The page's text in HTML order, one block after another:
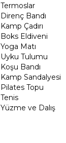
Termoslar
Direnç Bandı
Kamp Çadırı
Boks Eldiveni
Yoga Matı
Uyku Tulumu
Koşu Bandı
Kamp Sandalyesi
Pilates Topu
Tenis
Yüzme ve Dalış